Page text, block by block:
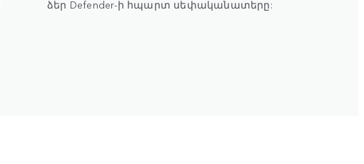
ձեր Defender-ի հպարտ սեփականատերը: